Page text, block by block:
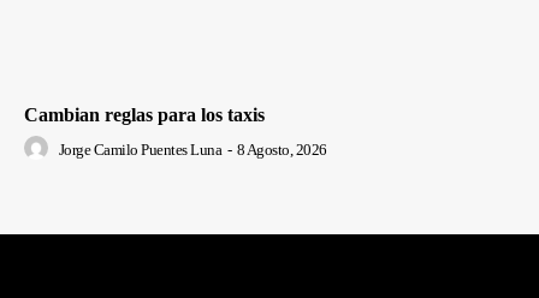
Cambian reglas para los taxis
Jorge Camilo Puentes Luna - 8 Agosto, 2026